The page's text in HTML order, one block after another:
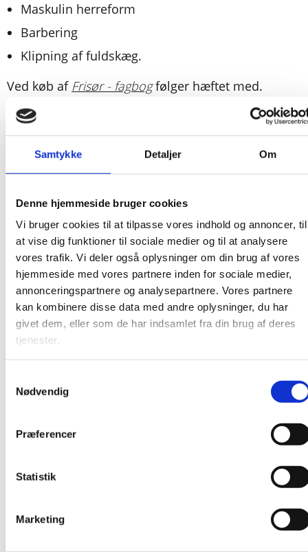
Samtykke Detaljer Om
Denne hjemmeside bruger cookies
Vi bruger cookies til at tilpasse vores indhold og annoncer, til
at vise dig funktioner til sociale medier og til at analysere
vores trafik. Vi deler også oplysninger om din brug af vores
hjemmeside med vores partnere inden for sociale medier,
annonceringspartnere og analysepartnere. Vores partnere
kan kombinere disse data med andre oplysninger, du har
givet dem, eller som de har indsamlet fra din brug af deres
tjenester.
Nødvendig
Præferencer
Statistik
Marketing
Maskulin herreform
Barbering
Klipning af fuldskæg.
Ved køb af Frisør - fagbogfølger hæftet med.
Andre har også købt
Ulla Håkanson
Fra
2 formater
Lone Iserhorst